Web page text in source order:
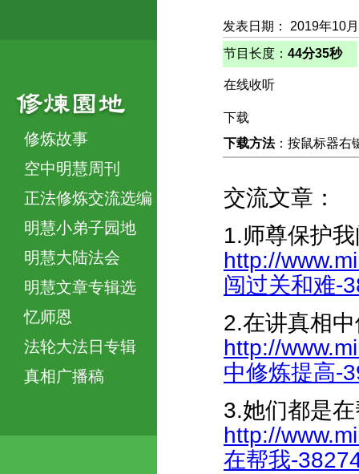
修炼故事
空中明慧周刊
正法修炼交流选编
明慧小弟子园地
明慧大陆法会
明慧文章专辑选
忆师恩
法轮大法日专辑
真相广播稿
发表日期： 2019年10
节目长度： 44分35秒
在线收听
下载
下载方法：按鼠标器右
交流文章：
1.师尊保护
http://
闯过关和难-
2.在讲真相
http://
中修炼提高-
3.她们都是
http://
在帮我-